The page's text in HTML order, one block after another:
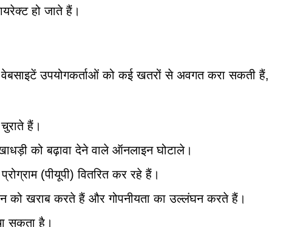
हो जाते हैं।
उपयोगकर्ताओं को कई खतरों से अवगत करा सकती हैं,
हैं।
को बढ़ावा देने वाले ऑनलाइन घोटाले।
(पीयूपी) वितरित कर रहे हैं।
को खराब करते हैं और गोपनीयता का उल्लंघन करते हैं।
सकता है।